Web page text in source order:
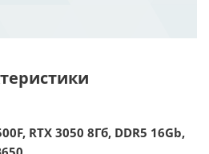
RTX 3050 8Гб, DDR5 16Gb,